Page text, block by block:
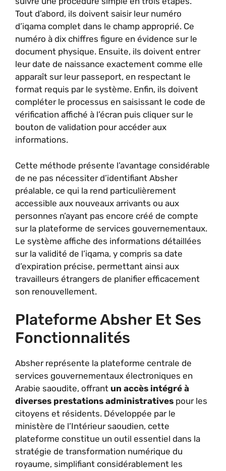
Tout d’abord, ils doivent saisir leur numéro
d’iqama complet dans le champ approprié. Ce
numéro à dix chiffres figure en évidence sur le
document physique. Ensuite, ils doivent entrer
leur date de naissance exactement comme elle
apparaît sur leur passeport, en respectant le
format requis par le système. Enfin, ils doivent
compléter le processus en saisissant le code de
vérification affiché à l’écran puis cliquer sur le
bouton de validation pour accéder aux
informations.
Cette méthode présente l’avantage considérable
de ne pas nécessiter d’identifiant Absher
préalable, ce qui la rend particulièrement
accessible aux nouveaux arrivants ou aux
personnes n’ayant pas encore créé de compte
sur la plateforme de services gouvernementaux.
Le système affiche des informations détaillées
sur la validité de l’iqama, y compris sa date
d’expiration précise, permettant ainsi aux
travailleurs étrangers de planifier efficacement
son renouvellement.
Plateforme Absher Et Ses
Fonctionnalités
Absher représente la plateforme centrale de
services gouvernementaux électroniques en
Arabie saoudite, offrant un accès intégré à
diverses prestations administratives pour les
citoyens et résidents. Développée par le
ministère de l’Intérieur saoudien, cette
plateforme constitue un outil essentiel dans la
stratégie de transformation numérique du
royaume, simplifiant considérablement les